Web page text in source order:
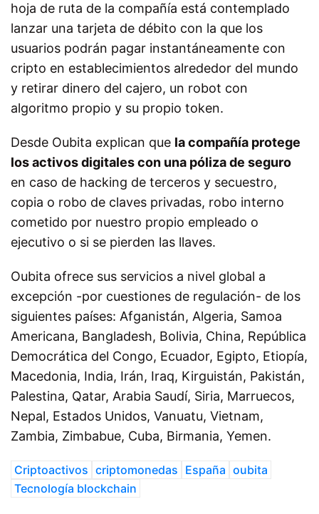
hoja de ruta de la compañía está contemplado
lanzar una tarjeta de débito con la que los
usuarios podrán pagar instantáneamente con
cripto en establecimientos alrededor del mundo
y retirar dinero del cajero, un robot con
algoritmo propio y su propio token.
Desde Oubita explican que la compañía protege
los activos digitales con una póliza de seguro
en caso de hacking de terceros y secuestro,
copia o robo de claves privadas, robo interno
cometido por nuestro propio empleado o
ejecutivo o si se pierden las llaves.
Oubita ofrece sus servicios a nivel global a
excepción -por cuestiones de regulación- de los
siguientes países: Afganistán, Algeria, Samoa
Americana, Bangladesh, Bolivia, China, República
Democrática del Congo, Ecuador, Egipto, Etiopía,
Macedonia, India, Irán, Iraq, Kirguistán, Pakistán,
Palestina, Qatar, Arabia Saudí, Siria, Marruecos,
Nepal, Estados Unidos, Vanuatu, Vietnam,
Zambia, Zimbabue, Cuba, Birmania, Yemen.
Criptoactivos criptomonedas España oubita
Tecnología blockchain